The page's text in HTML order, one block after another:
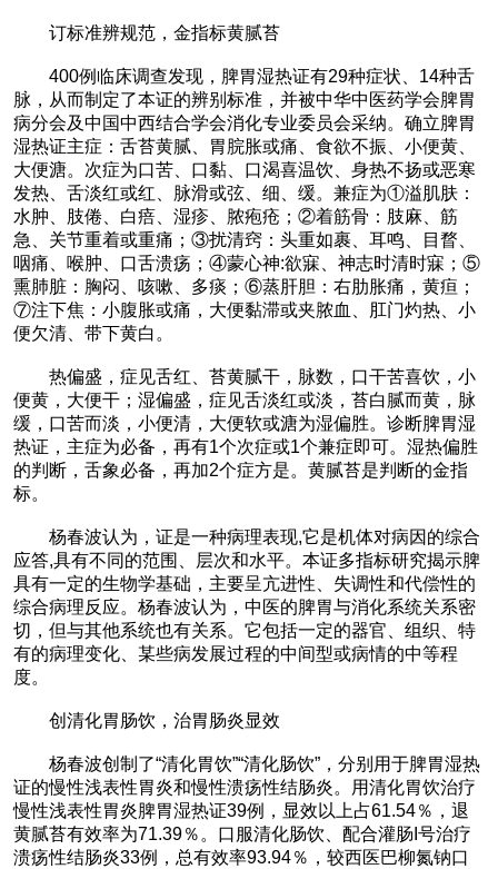
订标准辨规范，金指标黄腻苔
400例临床调查发现，脾胃湿热证有29种症状、14种舌
脉，从而制定了本证的辨别标准，并被中华中医药学会脾胃
病分会及中国中西结合学会消化专业委员会采纳。确立脾胃
湿热证主症：舌苔黄腻、胃脘胀或痛、食欲不振、小便黄、
大便溏。次症为口苦、口黏、口渴喜温饮、身热不扬或恶寒
发热、舌淡红或红、脉滑或弦、细、缓。兼症为①溢肌肤：
水肿、肢倦、白㾦、湿疹、脓疱疮；②着筋骨：肢麻、筋
急、关节重着或重痛；③扰清窍：头重如裹、耳鸣、目瞀、
咽痛、喉肿、口舌溃疡；④蒙心神:欲寐、神志时清时寐；⑤
熏肺脏：胸闷、咳嗽、多痰；⑥蒸肝胆：右肋胀痛，黄疸；
⑦注下焦：小腹胀或痛，大便黏滞或夹脓血、肛门灼热、小
便欠清、带下黄白。
热偏盛，症见舌红、苔黄腻干，脉数，口干苦喜饮，小
便黄，大便干；湿偏盛，症见舌淡红或淡，苔白腻而黄，脉
缓，口苦而淡，小便清，大便软或溏为湿偏胜。诊断脾胃湿
热证，主症为必备，再有1个次症或1个兼症即可。湿热偏胜
的判断，舌象必备，再加2个症方是。黄腻苔是判断的金指
标。
杨春波认为，证是一种病理表现,它是机体对病因的综合
应答,具有不同的范围、层次和水平。本证多指标研究揭示脾
具有一定的生物学基础，主要呈亢进性、失调性和代偿性的
综合病理反应。杨春波认为，中医的脾胃与消化系统关系密
切，但与其他系统也有关系。它包括一定的器官、组织、特
有的病理变化、某些病发展过程的中间型或病情的中等程
度。
创清化胃肠饮，治胃肠炎显效
杨春波创制了“清化胃饮”“清化肠饮”，分别用于脾胃湿热
证的慢性浅表性胃炎和慢性溃疡性结肠炎。用清化胃饮治疗
慢性浅表性胃炎脾胃湿热证39例，显效以上占61.54％，退
黄腻苔有效率为71.39％。口服清化肠饮、配合灌肠I号治疗
溃疡性结肠炎33例，总有效率93.94％，较西医巴柳氮钠口